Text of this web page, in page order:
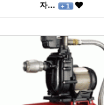
자…
+ 1